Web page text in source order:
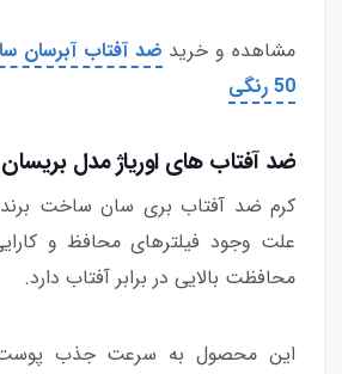
مشاهده و خرید
50 رنگی
ضد آفتاب های اوریاژ مدل بریسان
کرم ضد آفتاب بری سان ساخت برند
علت وجود فیلترهای محافظ و
محافظت بالایی در برابر آفتاب دارد.
این محصول به سرعت جذب